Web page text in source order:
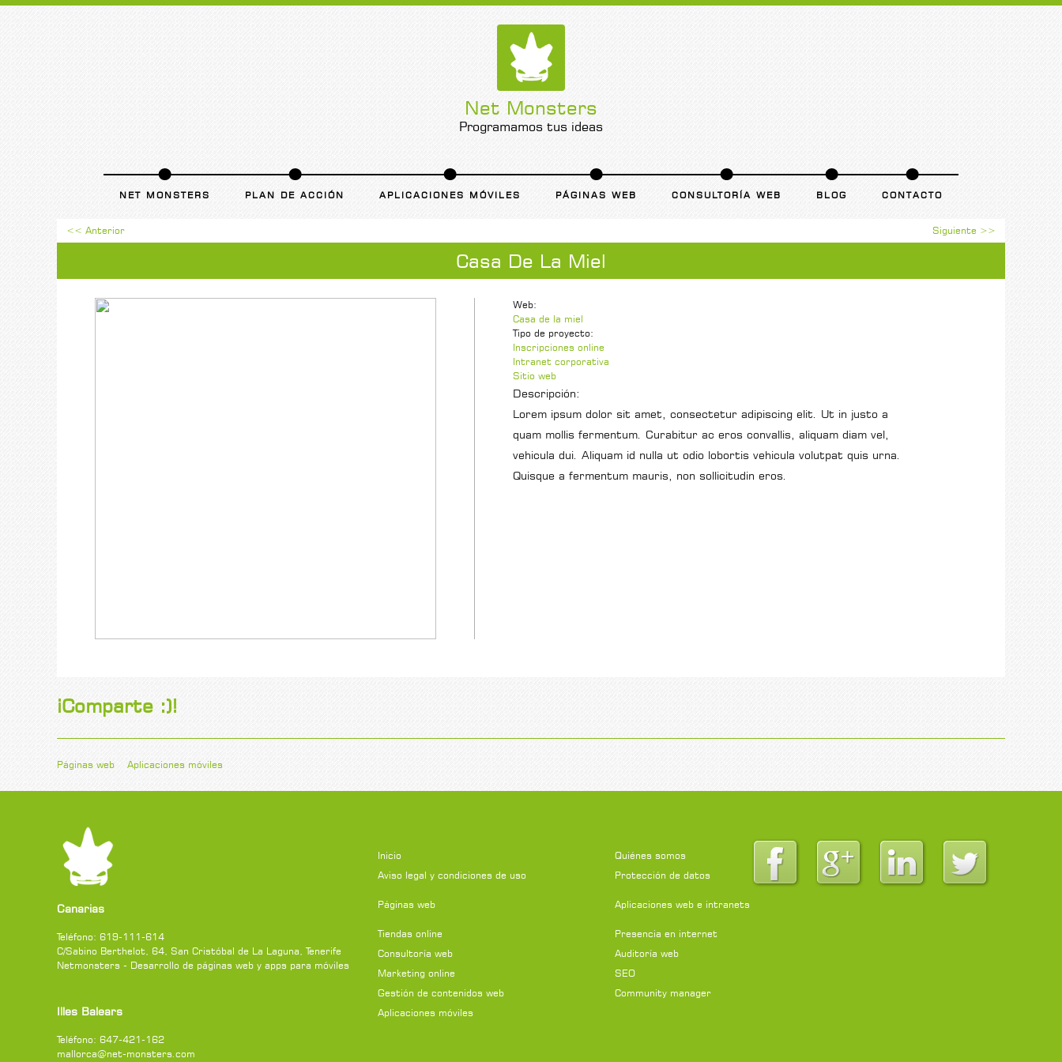
Net Monsters
Programamos tus ideas
NET MONSTERS PLAN DE ACCIÓN APLICACIONES MÓVILES PÁGINAS WEB CONSULTORÍA WEB BLOG CONTACTO
<< Anterior Siguiente >>
Casa De La Miel
Web:
Casa de la miel
Tipo de proyecto:
Inscripciones online
Intranet corporativa
Sitio web
Descripción:
Lorem ipsum dolor sit amet, consectetur adipiscing elit. Ut in justo a
quam mollis fermentum. Curabitur ac eros convallis, aliquam diam vel,
vehicula dui. Aliquam id nulla ut odio lobortis vehicula volutpat quis urna.
Quisque a fermentum mauris, non sollicitudin eros.
¡Comparte :)!
Páginas web Aplicaciones móviles
Canarias
Teléfono: 619-111-614
C/Sabino Berthelot, 64, San Cristóbal de La Laguna,Tenerife
Netmonsters - Desarrollo de páginas web y apps para móviles
Illes Balears
Teléfono: 647-421-162
mallorca@net-monsters.com
Inicio
Quiénes somos
Aviso legal y condiciones de uso
Protección de datos
Páginas web Aplicaciones web e intranets
Tiendas online
Presencia en internet
Consultoría web
Auditoría web
Marketing online
SEO
Gestión de contenidos web
Community manager
Aplicaciones móviles